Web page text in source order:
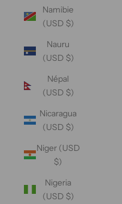
Namibie
(USD $)
Nauru
(USD $)
Népal
(USD $)
Nicaragua
(USD $)
Niger (USD
$)
Nigeria
(USD $)